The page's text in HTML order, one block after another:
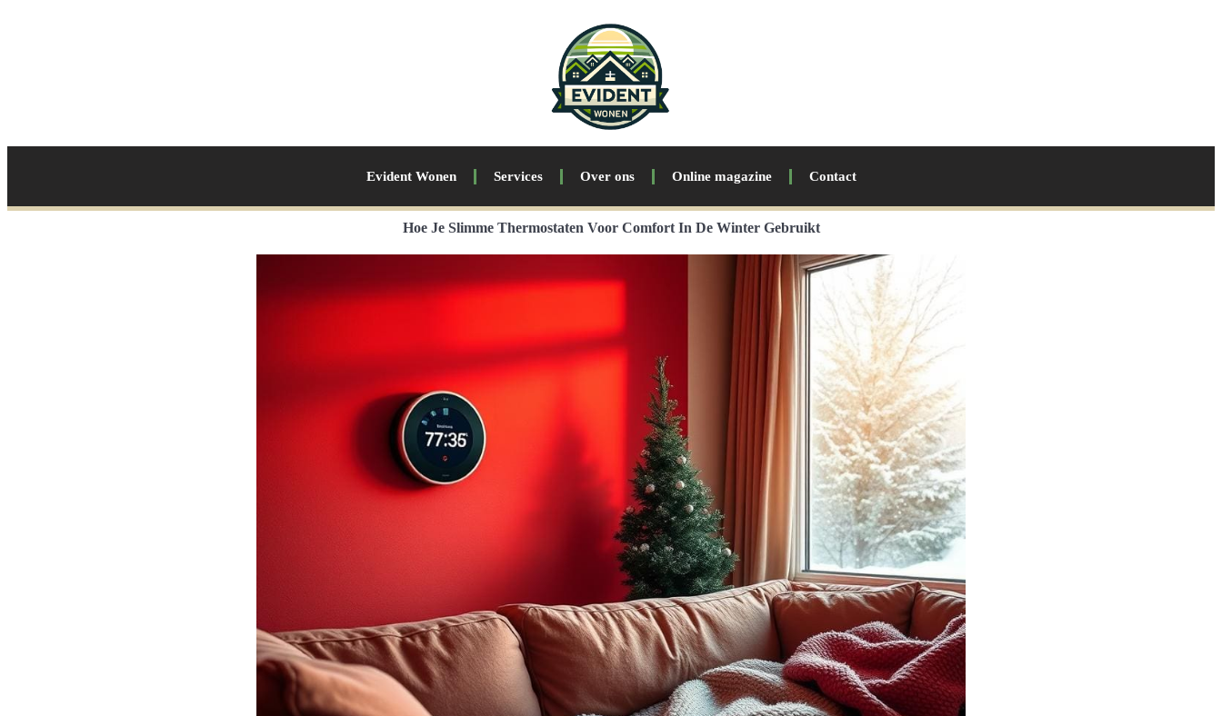
Evident Wonen Services Over ons Online magazine Contact
Hoe Je Slimme Thermostaten Voor Comfort In De Winter Gebruikt